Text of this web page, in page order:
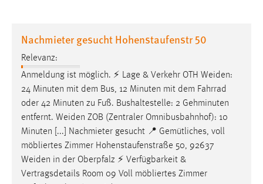
Nachmieter gesucht Hohenstaufenstr 50
Relevanz:
Anmeldung ist möglich. ⚡ Lage & Verkehr OTH Weiden:
24 Minuten mit dem Bus, 12 Minuten mit dem Fahrrad
oder 42 Minuten zu Fuß. Bushaltestelle: 2 Gehminuten
entfernt. Weiden ZOB (Zentraler Omnibusbahnhof): 10
Minuten [...] Nachmieter gesucht 📍 Gemütliches, voll
möbliertes Zimmer Hohenstaufenstraße 50, 92637
Weiden in der Oberpfalz ⚡ Verfügbarkeit &
Vertragsdetails Room 09 Voll möbliertes Zimmer
staticfilecache
Zweck:
Für performante Seitenauslieferung wird in diesem Cookie
gespeichert, ob man eingeloggt ist.
Sprachpräferenz
Name:
site-language-preference
Zweck: